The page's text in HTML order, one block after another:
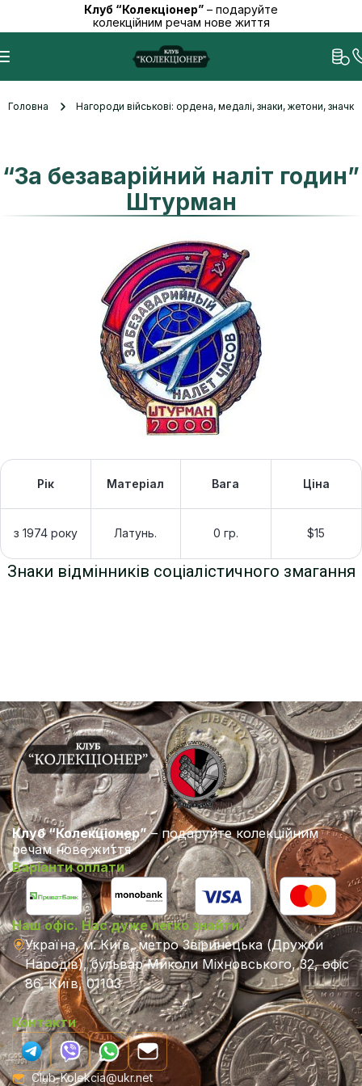
Клуб “Колекціонер” – подаруйте
колекційним речам нове життя
Головна Нагороди військові: ордена, медалі, знаки, жетони,
“За безаварійний наліт годин”
Штурман
Рік Матеріал Вага Ціна
з 1974 року Латунь. 0 гр. $15
Знаки відмінників соціалістичного змагання
Клуб “Колекціонер”– подаруйте колекційним
речам нове життя
Варіанти оплати
Наш офіс. Нас дуже легко знайти.
Україна, м. Київ, метро Звіринецька (Дружби
Народів), бульвар Миколи Міхновського, 32, офіс
86, Київ, 01103
Контакти
Club-Kolekcia@ukr.net